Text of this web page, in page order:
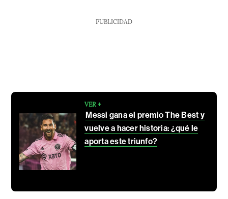
PUBLICIDAD
VER +
Messi gana el premio The Best y
vuelve a hacer historia: ¿qué le
aporta este triunfo?